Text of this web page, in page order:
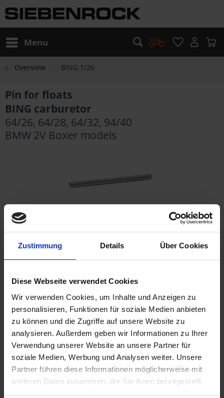
Zustimmung Details Über Cookies
Diese Webseite verwendet Cookies
Wir verwenden Cookies, um Inhalte und Anzeigen zu
personalisieren, Funktionen für soziale Medien anbieten
zu können und die Zugriffe auf unsere Website zu
analysieren. Außerdem geben wir Informationen zu Ihrer
Verwendung unserer Website an unsere Partner für
soziale Medien, Werbung und Analysen weiter. Unsere
Partner führen diese Informationen möglicherweise mit
weiteren Daten zusammen, die Sie ihnen bereitgestellt
haben oder die sie im Rahmen Ihrer Nutzung der Dienste
Menu
Overview BING 1/26
Pin for floats
BING carburetor
64/26, 64/28, 64/32, 94/40
BMW 2V Boxer models
€2.50
Prices incl. VAT,plus shipping costs
Ready to ship today, Delivery time appr. 2-4 workdays within
Germany
Add to shopping cart
Remember Comment
part no.: 1311768